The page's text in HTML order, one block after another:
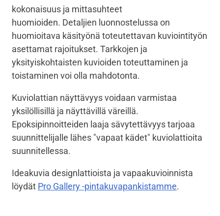
kokonaisuus ja mittasuhteet
huomioiden. Detaljien luonnostelussa on
huomioitava käsityönä toteutettavan kuviointityön
asettamat rajoitukset. Tarkkojen ja
yksityiskohtaisten kuvioiden toteuttaminen ja
toistaminen voi olla mahdotonta.
Kuviolattian näyttävyys voidaan varmistaa
yksilöllisillä ja näyttävillä väreillä.
Epoksipinnoitteiden laaja sävytettävyys tarjoaa
suunnittelijalle lähes "vapaat kädet" kuviolattioita
suunnitellessa.
Ideakuvia designlattioista ja vapaakuvioinnista
löydät Pro Gallery -pintakuvapankistamme.